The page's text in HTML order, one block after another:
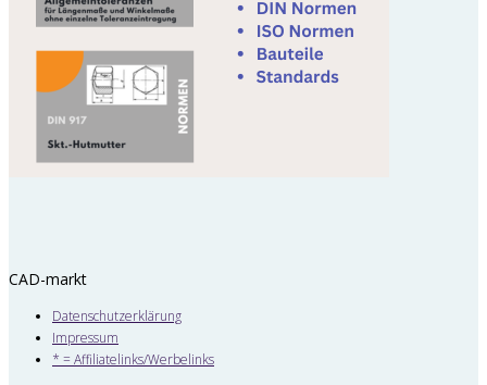
CAD-markt
Datenschutzerklärung
Impressum
* = Affiliatelinks/Werbelinks